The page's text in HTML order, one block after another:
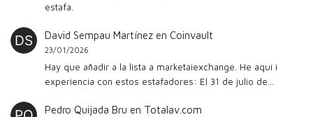
estafa.
David Sempau Martínezen Coinvault
23/01/2026
Hay que añadir a la lista a marketaiexchange. He aquí i
experiencia con estos estafadores: El 31 de julio de…
Pedro Quijada Bru en Totalav.com